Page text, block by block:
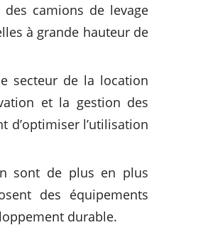
camions de levage
à grande hauteur de
secteur de la location
et la gestion des
d’optimiser l’utilisation
sont de plus en plus
des équipements
durable.